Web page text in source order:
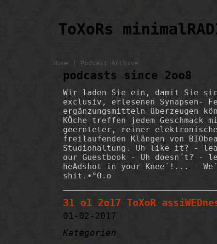
ToXoRs
Home Podcast Archive
podcasts since 2oo8
Wir laden Sie ein, damit Sie
exclusiv, erlesenen Synapsen-
ergänzungsmitteln überzeugen
KÖche treffen jedem Geschmack
geernteter, reiner
freilaufenden Klängen von
Studiohaltung. Uh like it? -
our Guestbook - Uh doesn´t? -
heAdshot in your Knee´!... -
shit.•°O.o
31 o1 2o17 ToXoR
01-02-2017
Kategorien